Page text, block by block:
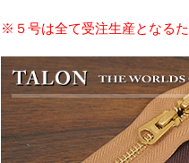
※５号は全て受注生産となる